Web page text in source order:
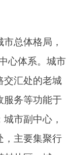
、站
口附
格
发强
局。